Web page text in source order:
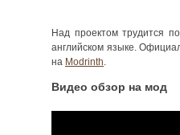
Над проектом трудится
английском языке.
на Modrinth.
Видео обзор на мод